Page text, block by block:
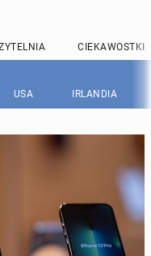
CIEKAWOSTKI
USA IRLANDIA